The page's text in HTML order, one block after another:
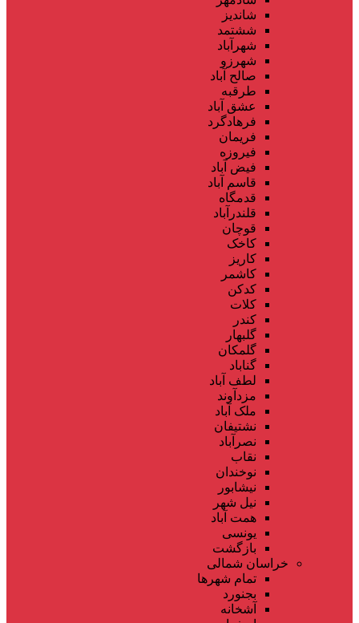
شاندیز
ششتمد
شهرآباد
شهرزو
صالح آباد
طرقبه
عشق آباد
فرهادگرد
فریمان
فیروزه
فیض آباد
قاسم آباد
قدمگاه
قلندرآباد
قوچان
کاخک
کاریز
کاشمر
کدکن
کلات
کندر
گلبهار
گلمکان
گناباد
لطف آباد
مزدآوند
ملک آباد
نشتیفان
نصرآباد
نقاب
نوخندان
نیشابور
نیل شهر
همت آباد
یونسی
بازگشت
خراسان شمالی
تمام شهر‌ها
بجنورد
آشخانه